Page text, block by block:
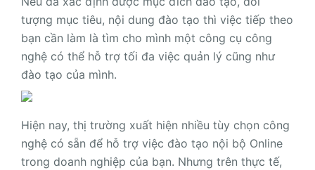
tượng mục tiêu, nội dung đào tạo thì việc tiếp theo
bạn cần làm là tìm cho mình một công cụ công
nghệ có thể hỗ trợ tối đa việc quản lý cũng như
đào tạo của mình.
Hiện nay, thị trường xuất hiện nhiều tùy chọn công
nghệ có sẵn để hỗ trợ việc đào tạo nội bộ Online
trong doanh nghiệp của bạn. Nhưng trên thực tế,